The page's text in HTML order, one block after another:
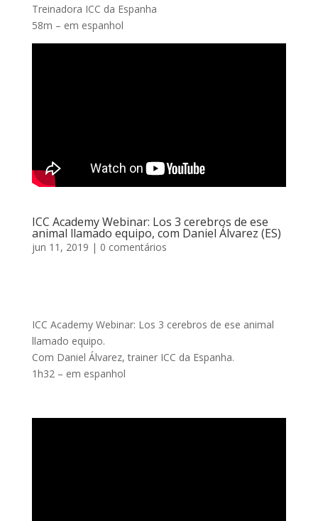
Treinadora ICC da Espanha
58m – em espanhol
ICC Academy Webinar: Los 3 cerebros de ese
animal llamado equipo, com Daniel Álvarez (ES)
jun 11, 2019 | 0 comentários
ICC Academy Webinar: Los 3 cerebros de ese animal
llamado equipo.
Com Daniel Álvarez, trainer ICC da Espanha.
1h32 – em espanhol